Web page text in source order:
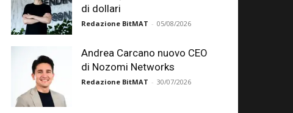
di dollari
Redazione BitMAT - 05/08/2026
Andrea Carcano nuovo CEO
di Nozomi Networks
Redazione BitMAT - 30/07/2026